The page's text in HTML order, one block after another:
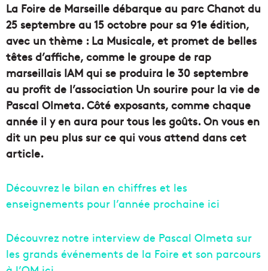
La Foire de Marseille débarque au parc Chanot du
25 septembre au 15 octobre pour sa 91e édition,
avec un thème : La Musicale, et promet de belles
têtes d’affiche, comme le groupe de rap
marseillais IAM qui se produira le 30 septembre
au profit de l’association Un sourire pour la vie de
Pascal Olmeta. Côté exposants, comme chaque
année il y en aura pour tous les goûts. On vous en
dit un peu plus sur ce qui vous attend dans cet
article.
Découvrez le bilan en chiffres et les
enseignements pour l’année prochaine ici
Découvrez notre interview de Pascal Olmeta sur
les grands événements de la Foire et son parcours